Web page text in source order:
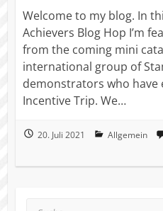
Welcome to my blog. In
Achievers Blog Hop I’m
from the coming mini
international group of
demonstrators who have
Incentive Trip. We…
20. Juli 2021 Allgemein